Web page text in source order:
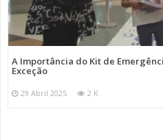
A Importância do Kit de
Exceção
29 Abril 2025 2 K